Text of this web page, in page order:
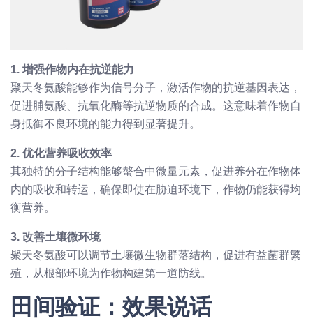
1. 增强作物内在抗逆能力
聚天冬氨酸能够作为信号分子，激活作物的抗逆基因表达，
促进脯氨酸、抗氧化酶等抗逆物质的合成。这意味着作物自
身抵御不良环境的能力得到显著提升。
2. 优化营养吸收效率
其独特的分子结构能够螯合中微量元素，促进养分在作物体
内的吸收和转运，确保即使在胁迫环境下，作物仍能获得均
衡营养。
3. 改善土壤微环境
聚天冬氨酸可以调节土壤微生物群落结构，促进有益菌群繁
殖，从根部环境为作物构建第一道防线。
田间验证：效果说话